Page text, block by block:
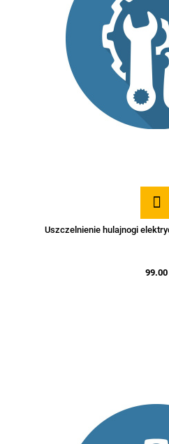
Uszczelnienie hulajnogi
99.00